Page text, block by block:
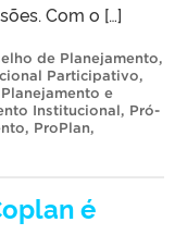
Com o […]
de Planejamento,
Participativo,
Planejamento e
Institucional, Pró-
, ProPlan,
é